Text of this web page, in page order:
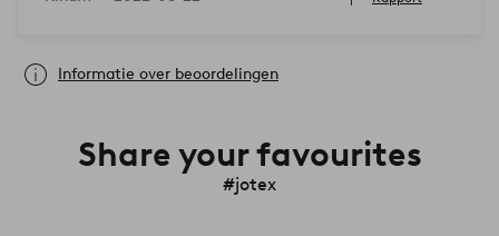
Informatie over beoordelingen
Share your favourites
#jotex